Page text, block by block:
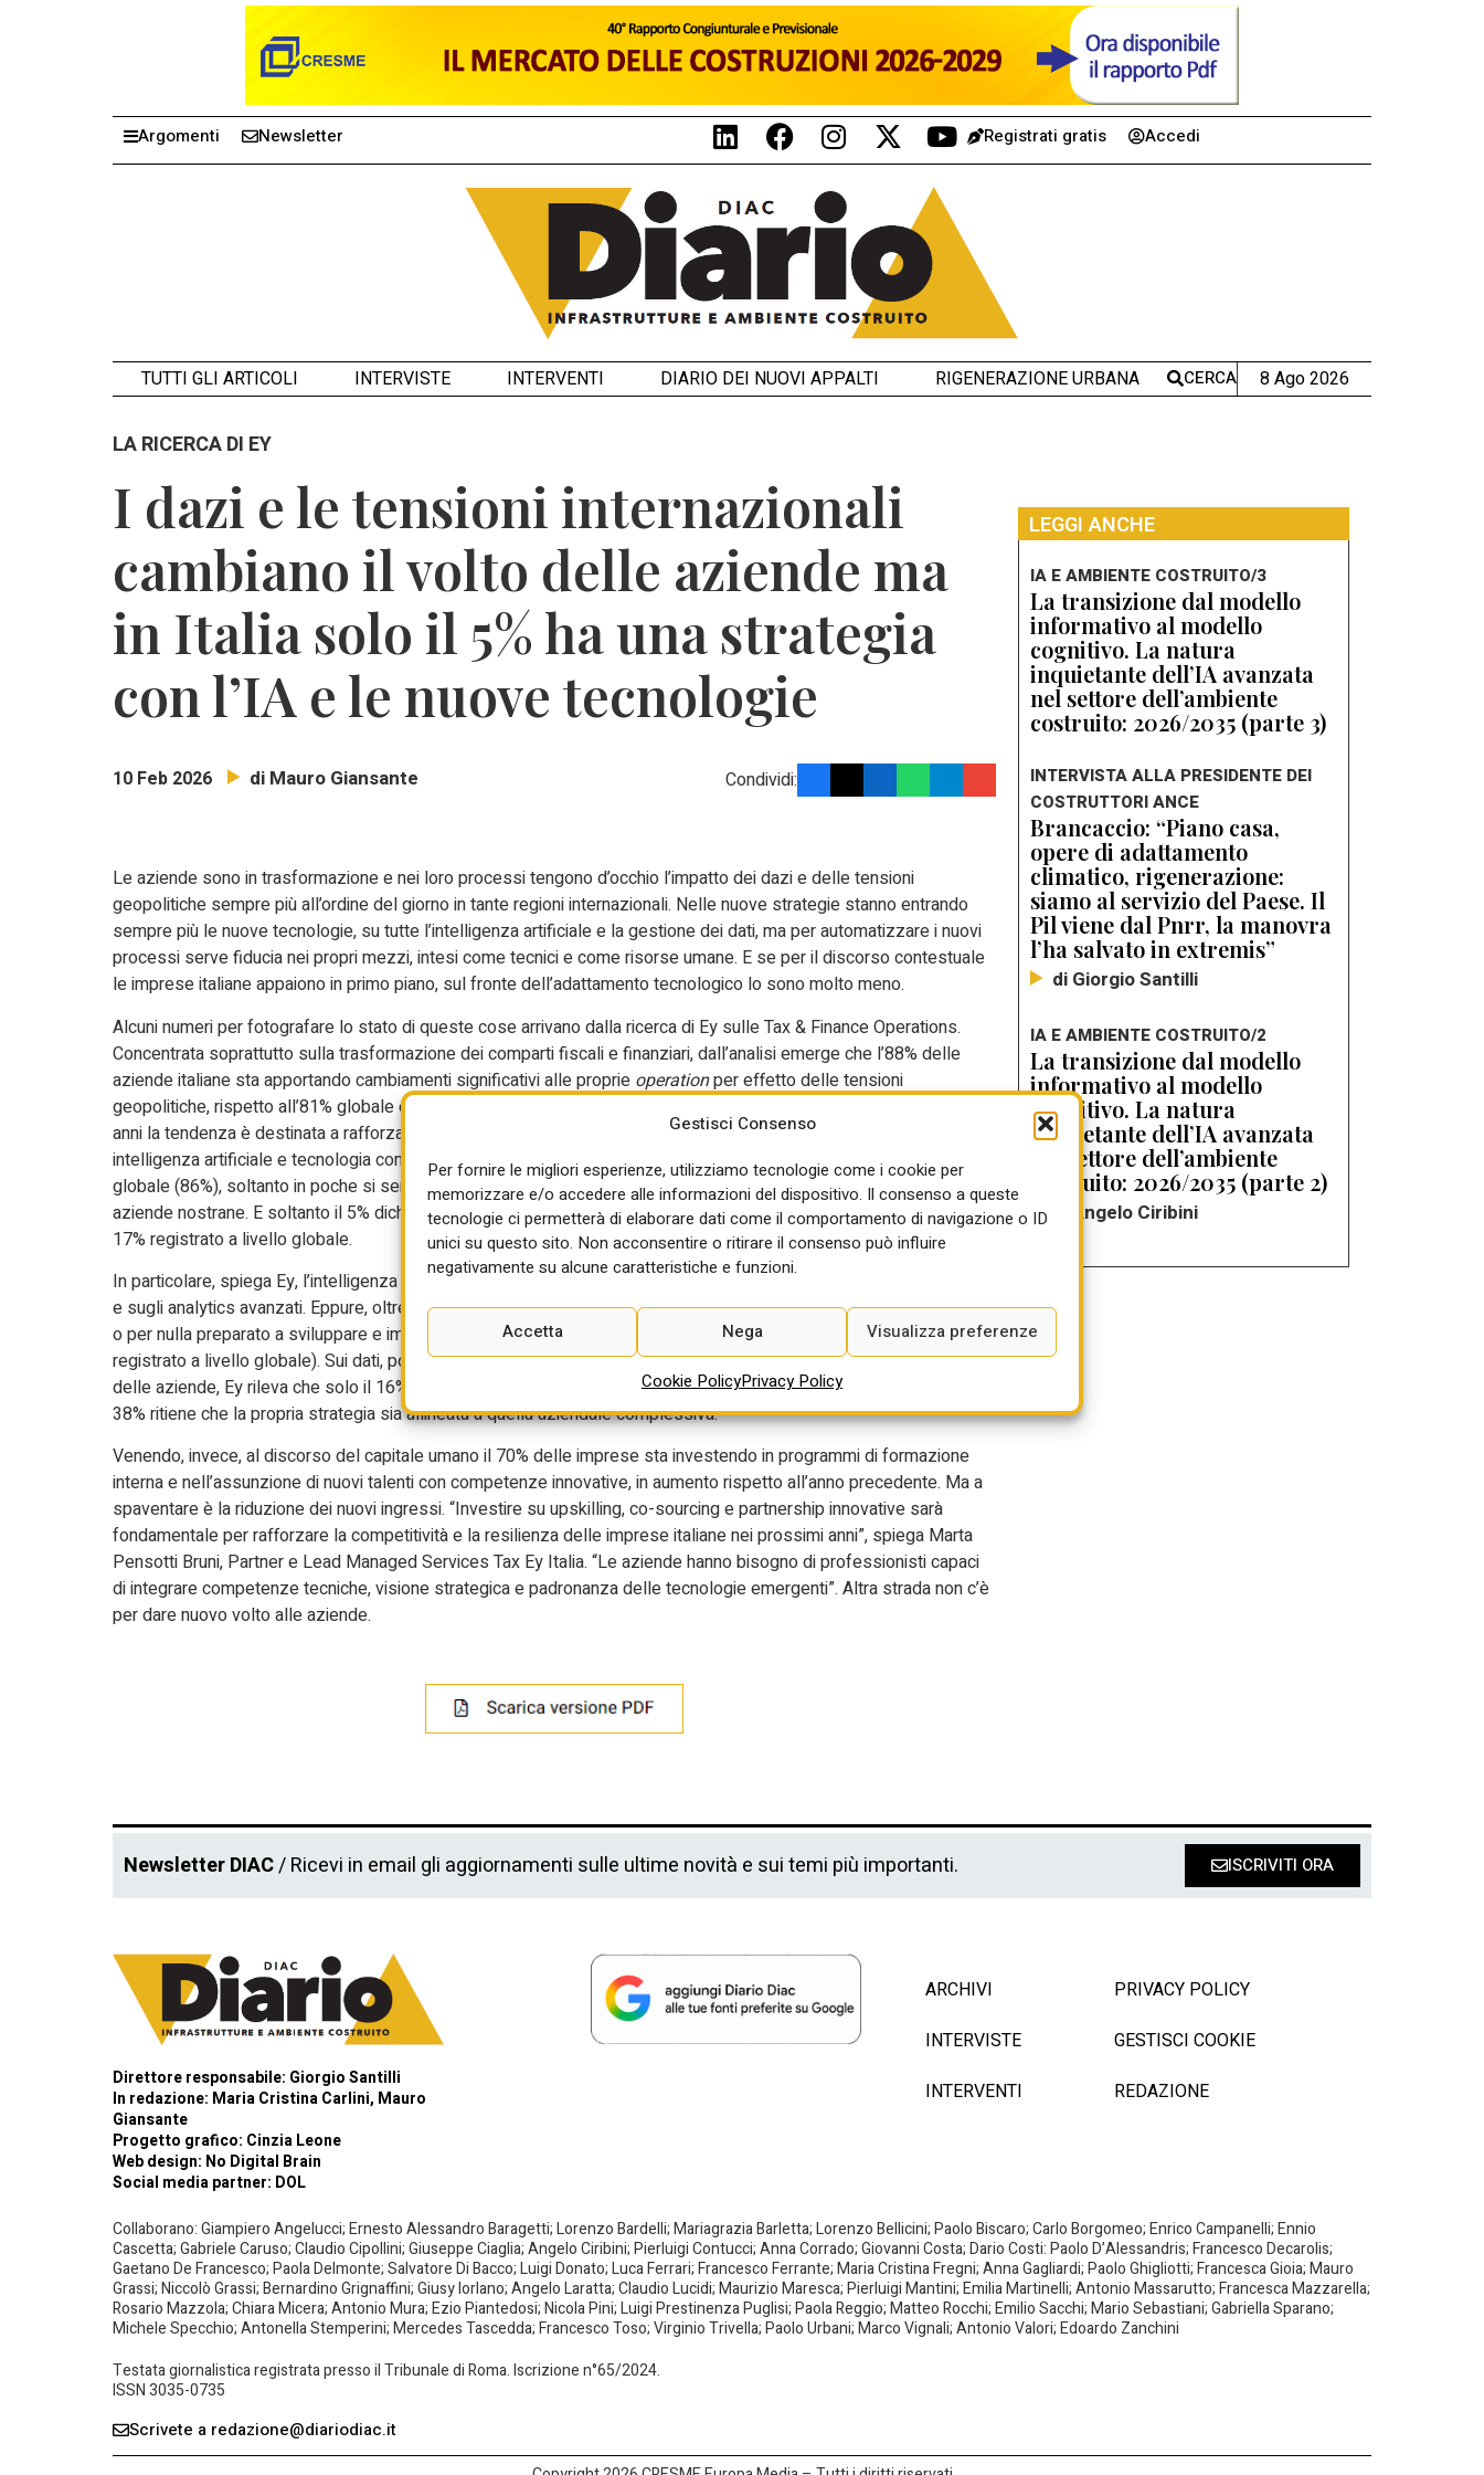
Gestisci Consenso
Per fornire le migliori esperienze, utilizziamo tecnologie come i cookie per
memorizzare e/o accedere alle informazioni del dispositivo. Il consenso a queste
tecnologie ci permetterà di elaborare dati come il comportamento di navigazione o ID
unici su questo sito. Non acconsentire o ritirare il consenso può influire
negativamente su alcune caratteristiche e funzioni.
Accetta Nega Visualizza preferenze
Cookie PolicyPrivacy Policy
Argomenti Newsletter Registrati gratis Accedi
TUTTI GLI ARTICOLI INTERVISTE INTERVENTI DIARIO DEI NUOVI APPALTI RIGENERAZIONE URBANA CERCA 8 Ago 2026
LA RICERCA DI EY
I dazi e le tensioni internazionali
cambiano il volto delle aziende ma
in Italia solo il 5% ha una strategia
con l’IA e le nuove tecnologie
10 Feb 2026 di Mauro Giansante Condividi:
Le aziende sono in trasformazione e nei loro processi tengono d’occhio l’impatto dei dazi e delle tensioni
geopolitiche sempre più all’ordine del giorno in tante regioni internazionali. Nelle nuove strategie stanno entrando
sempre più le nuove tecnologie, su tutte l’intelligenza artificiale e la gestione dei dati, ma per automatizzare i nuovi
processi serve fiducia nei propri mezzi, intesi come tecnici e come risorse umane. E se per il discorso contestuale
le imprese italiane appaiono in primo piano, sul fronte dell’adattamento tecnologico lo sono molto meno.
Alcuni numeri per fotografare lo stato di queste cose arrivano dalla ricerca di Ey sulle Tax & Finance Operations.
Concentrata soprattutto sulla trasformazione dei comparti fiscali e finanziari, dall’analisi emerge che l’88% delle
aziende italiane sta apportando cambiamenti significativi alle proprie operationper effetto delle tensioni
geopolitiche, rispetto all’81% globale e in forte crescita rispetto all’anno precedente (63%). Inoltre, nei prossimi due
anni la tendenza è destinata a rafforzarsi. Di contro, se quasi nove aziende su dieci (l’88%) considera dati,
intelligenza artificiale e tecnologia come priorità assoluta per la funzione fiscale e finanziaria, superando la media
globale (86%), soltanto in poche si sentono pronte all’uso di questi strumenti. Manca la strategia, per il 64% delle
aziende nostrane. E soltanto il 5% dichiara un elevato livello di fiducia nella propria strategia tecnologica, a fronte del
17% registrato a livello globale.
In particolare, spiega Ey, l’intelligenza artificiale incide soprattutto sulla gestione dati, sull’automazione dei processi
e sugli analytics avanzati. Eppure, oltre la metà delle realtà sondate (il 54%) delle aziende italiane si considera poco
o per nulla preparato a sviluppare e implementare agenti Ai nelle funzioni fiscali e finanziarie (contro il 61%
registrato a livello globale). Sui dati, poi, c’è un tema di qualità e qui, nel focus legato ai comparti fiscali-finanziari
delle aziende, Ey rileva che solo il 16% dei responsabili fiscali si dichiara molto sicuro nella gestione dei dati e il
38% ritiene che la propria strategia sia allineata a quella aziendale complessiva.
Venendo, invece, al discorso del capitale umano il 70% delle imprese sta investendo in programmi di formazione
interna e nell’assunzione di nuovi talenti con competenze innovative, in aumento rispetto all’anno precedente. Ma a
spaventare è la riduzione dei nuovi ingressi. “Investire su upskilling, co-sourcing e partnership innovative sarà
fondamentale per rafforzare la competitività e la resilienza delle imprese italiane nei prossimi anni”, spiega Marta
Pensotti Bruni, Partner e Lead Managed Services Tax Ey Italia. “Le aziende hanno bisogno di professionisti capaci
di integrare competenze tecniche, visione strategica e padronanza delle tecnologie emergenti”. Altra strada non c’è
per dare nuovo volto alle aziende.
LEGGI ANCHE
IA E AMBIENTE COSTRUITO/3
La transizione dal modello
informativo al modello
cognitivo. La natura
inquietante dell’IA avanzata
nel settore dell’ambiente
costruito: 2026/2035 (parte 3)
INTERVISTA ALLA PRESIDENTE DEI
COSTRUTTORI ANCE
Brancaccio: “Piano casa,
opere di adattamento
climatico, rigenerazione:
siamo al servizio del Paese. Il
Pil viene dal Pnrr, la manovra
l’ha salvato in extremis”
di Giorgio Santilli
IA E AMBIENTE COSTRUITO/2
La transizione dal modello
informativo al modello
cognitivo. La natura
inquietante dell’IA avanzata
nel settore dell’ambiente
costruito: 2026/2035 (parte 2)
di Angelo Ciribini
Newsletter DIAC/ Ricevi in email gli aggiornamenti sulle ultime novità e sui temi più importanti. ISCRIVITI ORA
Direttore responsabile: Giorgio Santilli
In redazione: Maria Cristina Carlini, Mauro
Giansante
Progetto grafico: Cinzia Leone
Web design: No Digital Brain
Social media partner: DOL
ARCHIVI
INTERVISTE
INTERVENTI
PRIVACY POLICY
GESTISCI COOKIE
REDAZIONE
Collaborano: Giampiero Angelucci; Ernesto Alessandro Baragetti; Lorenzo Bardelli; Mariagrazia Barletta; Lorenzo Bellicini; Paolo Biscaro; Carlo Borgomeo; Enrico Campanelli; Ennio
Cascetta; Gabriele Caruso; Claudio Cipollini; Giuseppe Ciaglia; Angelo Ciribini; Pierluigi Contucci; Anna Corrado; Giovanni Costa; Dario Costi: Paolo D’Alessandris; Francesco Decarolis;
Gaetano De Francesco; Paola Delmonte; Salvatore Di Bacco; Luigi Donato; Luca Ferrari; Francesco Ferrante; Maria Cristina Fregni; Anna Gagliardi; Paolo Ghigliotti; Francesca Gioia; Mauro
Grassi; Niccolò Grassi; Bernardino Grignaffini; Giusy Iorlano; Angelo Laratta; Claudio Lucidi; Maurizio Maresca; Pierluigi Mantini; Emilia Martinelli; Antonio Massarutto; Francesca Mazzarella;
Rosario Mazzola; Chiara Micera; Antonio Mura; Ezio Piantedosi; Nicola Pini; Luigi Prestinenza Puglisi; Paola Reggio; Matteo Rocchi; Emilio Sacchi; Mario Sebastiani; Gabriella Sparano;
Michele Specchio; Antonella Stemperini; Mercedes Tascedda; Francesco Toso; Virginio Trivella; Paolo Urbani; Marco Vignali; Antonio Valori; Edoardo Zanchini
Testata giornalistica registrata presso il Tribunale di Roma. Iscrizione n°65/2024.
ISSN 3035-0735
Scrivete a redazione@diariodiac.it